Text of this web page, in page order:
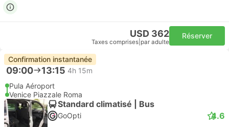
USD 362
Taxes comprises par adulte
Réserver
Confirmation instantanée
09:00 13:15 4h 15m
Pula Aéroport
Venice Piazzale Roma
Standard climatisé | Bus
GoOpti 4.6